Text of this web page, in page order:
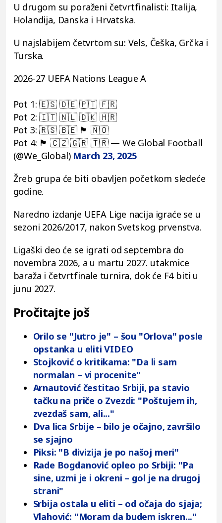
U drugom su poraženi četvrtfinalisti: Italija,
Holandija, Danska i Hrvatska.
U najslabijem četvrtom su: Vels, Češka, Grčka i
Turska.
2026-27 UEFA Nations League A
Pot 1: 🇪🇸 🇩🇪 🇵🇹 🇫🇷
Pot 2: 🇮🇹 🇳🇱 🇩🇰 🇭🇷
Pot 3: 🇷🇸 🇧🇪 🏴󠁧󠁢󠁥󠁮󠁧󠁿 🇳🇴
Pot 4: 🏴󠁧󠁢󠁷󠁬󠁳󠁿 🇨🇿 🇬🇷 🇹🇷 — We Global Football
(@We_Global) March 23, 2025
Žreb grupa će biti obavljen početkom sledeće
godine.
Naredno izdanje UEFA Lige nacija igraće se u
sezoni 2026/2017, nakon Svetskog prvenstva.
Ligaški deo će se igrati od septembra do
novembra 2026, a u martu 2027. utakmice
baraža i četvrtfinale turnira, dok će F4 biti u
junu 2027.
Pročitajte još
Orilo se "Jutro je" – šou "Orlova" posle
opstanka u eliti VIDEO
Stojković o kritikama: "Da li sam
normalan – vi procenite"
Arnautović čestitao Srbiji, pa stavio
tačku na priče o Zvezdi: "Poštujem ih,
zvezdaš sam, ali..."
Dva lica Srbije – bilo je očajno, završilo
se sjajno
Piksi: "B divizija je po našoj meri"
Rade Bogdanović opleo po Srbiji: "Pa
sine, uzmi je i okreni – gol je na drugoj
strani"
Srbija ostala u eliti – od očaja do sjaja;
Vlahović: "Moram da budem iskren..."